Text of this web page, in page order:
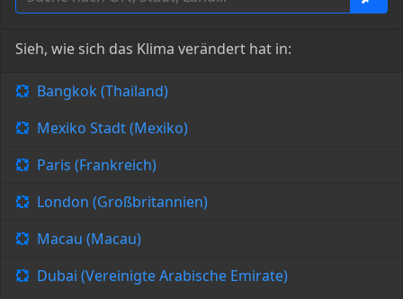
Sieh, wie sich das Klima verändert hat in:
Bangkok (Thailand)
Mexiko Stadt (Mexiko)
Paris (Frankreich)
London (Großbritannien)
Macau (Macau)
Dubai (Vereinigte Arabische Emirate)